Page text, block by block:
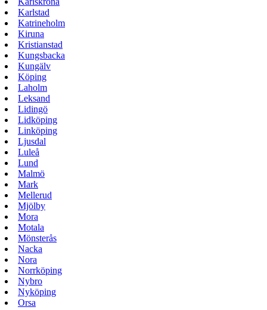
Karlstad
Katrineholm
Kiruna
Kristianstad
Kungsbacka
Kungälv
Köping
Laholm
Leksand
Lidingö
Lidköping
Linköping
Ljusdal
Luleå
Lund
Malmö
Mark
Mellerud
Mjölby
Mora
Motala
Mönsterås
Nacka
Nora
Norrköping
Nybro
Nyköping
Orsa